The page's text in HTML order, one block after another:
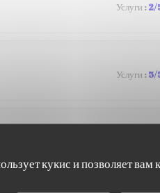
кукис и позволяет
Услуги:2/
Услуги :5/